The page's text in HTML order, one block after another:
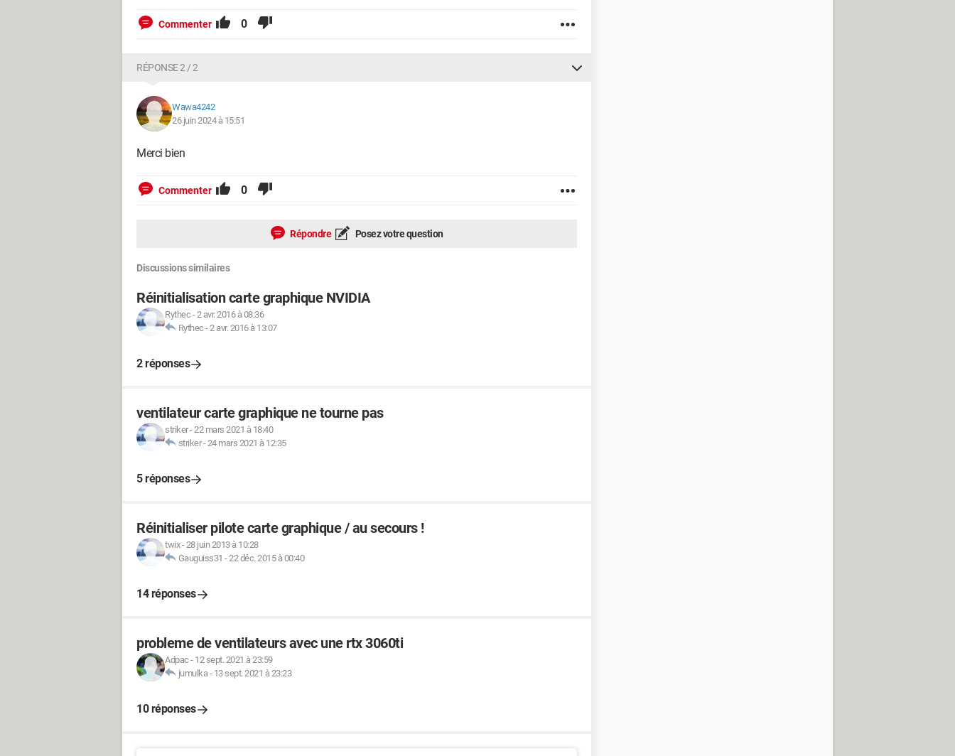
Commenter 0
RÉPONSE 2 / 2
Wawa4242
26 juin 2024 à 15:51
Merci bien
Commenter 0
Répondre Posez votre question
Discussions similaires
Réinitialisation carte graphique NVIDIA
Rythec -2 avr. 2016 à 08:36
Rythec -2 avr. 2016 à 13:07
2 réponses
ventilateur carte graphique ne tourne pas
striker-22 mars 2021 à 18:40
striker-24 mars 2021 à 12:35
5 réponses
Réinitialiser pilote carte graphique / au secours !
twix-28 juin 2013 à 10:28
Gauguiss31 -22 déc. 2015 à 00:40
14 réponses
probleme de ventilateurs avec une rtx 3060ti
Adpac - 12 sept. 2021 à 23:59
jumulka- 13 sept. 2021 à 23:23
10 réponses